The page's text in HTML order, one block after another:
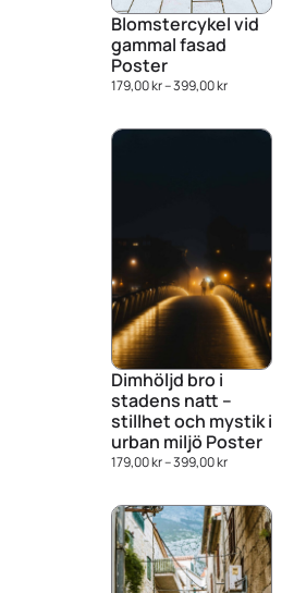
Blomstercykel vid
gammal fasad
Poster
179,00kr–399,00kr
Dimhöljd bro i
stadens natt –
stillhet och mystik i
urban miljö Poster
179,00kr–399,00kr